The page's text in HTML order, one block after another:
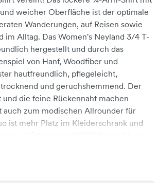
weicher Oberfläche ist der optimale
Wanderungen, auf Reisen sowie
im Alltag. Das Women's Neyland 3/4 T-
hergestellt und durch das
von Hanf, Woodfiber und
hautfreundlich, pflegeleicht,
und geruchshemmend. Der
die feine Rückennaht machen
auch zum modischen Allrounder für
ist mehr Platz im Kleiderschrank und
funktionelles Produkt
Schulter U-Boot Ausschnitt Yes